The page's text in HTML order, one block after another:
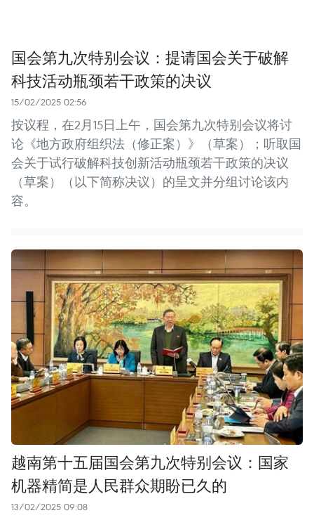
国会第九次特别会议：提请国会关于破解
科技活动瓶颈若干政策的决议
15/02/2025 02:56
按议程，在2月15日上午，国会第九次特别会议将讨
论《地方政府组织法（修正案）》（草案）；听取国
会关于试行破解科技创新活动瓶颈若干政策的决议
（草案）（以下简称决议）的呈文并分组讨论该内
容。
越南第十五届国会第九次特别会议：国家
机器精简是人民群众期盼已久的
13/02/2025 09:08